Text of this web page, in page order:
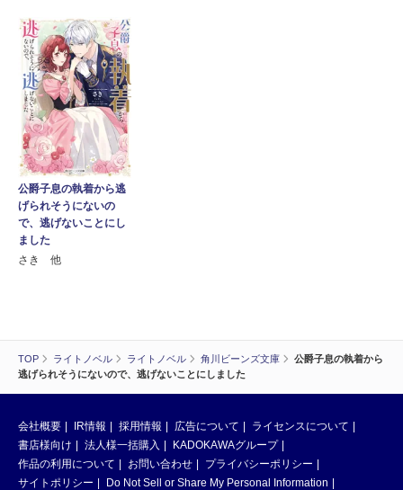
TOP ライトノベル ライトノベル 角川ビーンズ文庫
公爵子息の執着から
逃げられそうにないので、逃げないことにしました
公爵子息の執着から逃
げられそうにないの
で、逃げないことにし
ました
さき 他
会社概要 IR情報 採用情報 広告について
ライセンスについて
書店様向け
法人様一括購入
KADOKAWAグループ
作品の利用について
お問い合わせ
プライバシーポリシー
サイトポリシー
Do Not Sell or Share My Personal Information